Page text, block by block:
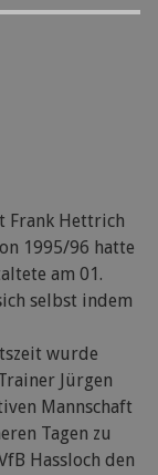
Frank Hettrich
1995/96 hatte
am 01.
selbst indem
wurde
Jürgen
Mannschaft
Tagen zu
Hassloch den